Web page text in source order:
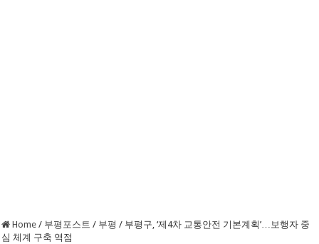
Home / 부평포스트 / 부평 / 부평구, ‘제4차 교통안전 기본계획’…보행자 중
심 체계 구축 역점